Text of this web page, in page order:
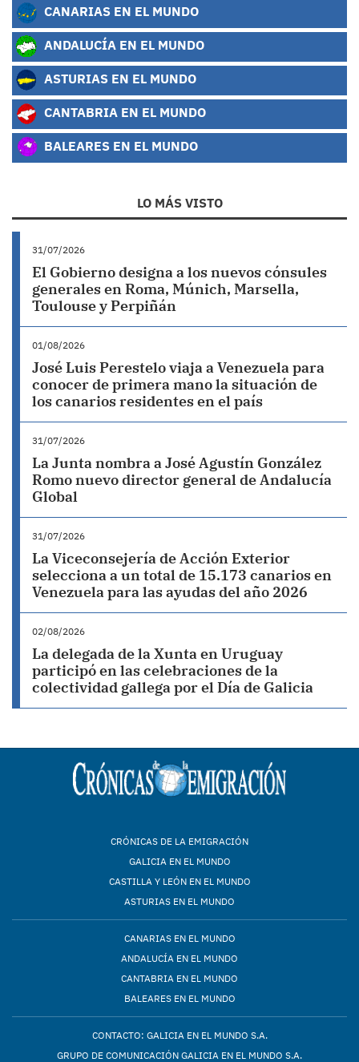
CANARIAS EN EL MUNDO
ANDALUCÍA EN EL MUNDO
ASTURIAS EN EL MUNDO
CANTABRIA EN EL MUNDO
BALEARES EN EL MUNDO
LO MÁS VISTO
31/07/2026
El Gobierno designa a los nuevos cónsules
generales en Roma, Múnich, Marsella,
Toulouse y Perpiñán
01/08/2026
José Luis Perestelo viaja a Venezuela para
conocer de primera mano la situación de
los canarios residentes en el país
31/07/2026
La Junta nombra a José Agustín González
Romo nuevo director general de Andalucía
Global
31/07/2026
La Viceconsejería de Acción Exterior
selecciona a un total de 15.173 canarios en
Venezuela para las ayudas del año 2026
02/08/2026
La delegada de la Xunta en Uruguay
participó en las celebraciones de la
colectividad gallega por el Día de Galicia
CRÓNICAS DE LA EMIGRACIÓN
GALICIA EN EL MUNDO
CASTILLA Y LEÓN EN EL MUNDO
ASTURIAS EN EL MUNDO
CANARIAS EN EL MUNDO
ANDALUCÍA EN EL MUNDO
CANTABRIA EN EL MUNDO
BALEARES EN EL MUNDO
CONTACTO: GALICIA EN EL MUNDO S.A.
GRUPO DE COMUNICACIÓN GALICIA EN EL MUNDO S.A.